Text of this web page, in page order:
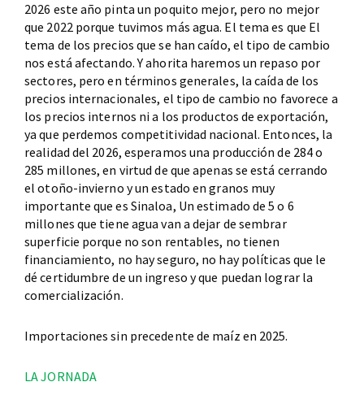
2026 este año pinta un poquito mejor, pero no mejor
que 2022 porque tuvimos más agua. El tema es que El
tema de los precios que se han caído, el tipo de cambio
nos está afectando. Y ahorita haremos un repaso por
sectores, pero en términos generales, la caída de los
precios internacionales, el tipo de cambio no favorece a
los precios internos ni a los productos de exportación,
ya que perdemos competitividad nacional. Entonces, la
realidad del 2026, esperamos una producción de 284 o
285 millones, en virtud de que apenas se está cerrando
el otoño-invierno y un estado en granos muy
importante que es Sinaloa, Un estimado de 5 o 6
millones que tiene agua van a dejar de sembrar
superficie porque no son rentables, no tienen
financiamiento, no hay seguro, no hay políticas que le
dé certidumbre de un ingreso y que puedan lograr la
comercialización.
Importaciones sin precedente de maíz en 2025.
LA JORNADA